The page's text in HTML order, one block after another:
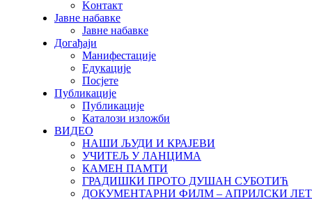
Kонтакт
Јавне набавке
Јавне набавке
Догађаји
Манифестације
Едукације
Посјете
Публикације
Публикације
Каталози изложби
ВИДЕО
НАШИ ЉУДИ И КРАЈЕВИ
УЧИТЕЉ У ЛАНЦИМА
КАМЕН ПАМТИ
ГРАДИШКИ ПРОТО ДУШАН СУБОТИЋ
ДОКУМЕНТАРНИ ФИЛМ – АПРИЛСКИ ЛЕТ